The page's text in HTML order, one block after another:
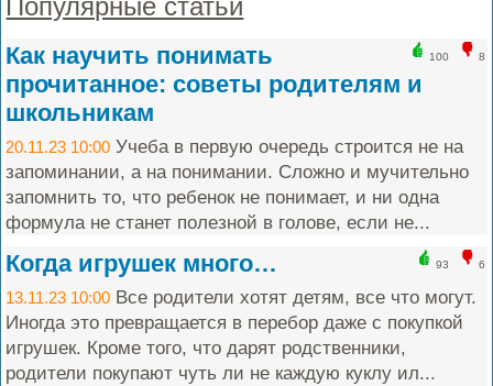
Популярные статьи
100 8
Как научить понимать
прочитанное: советы родителям и
школьникам
20.11.23 10:00 Учеба в первую очередь строится не на
запоминании, а на понимании. Сложно и мучительно
запомнить то, что ребенок не понимает, и ни одна
формула не станет полезной в голове, если не...
93 6
Когда игрушек много…
13.11.23 10:00 Все родители хотят детям, все что могут.
Иногда это превращается в перебор даже с покупкой
игрушек. Кроме того, что дарят родственники,
родители покупают чуть ли не каждую куклу ил...